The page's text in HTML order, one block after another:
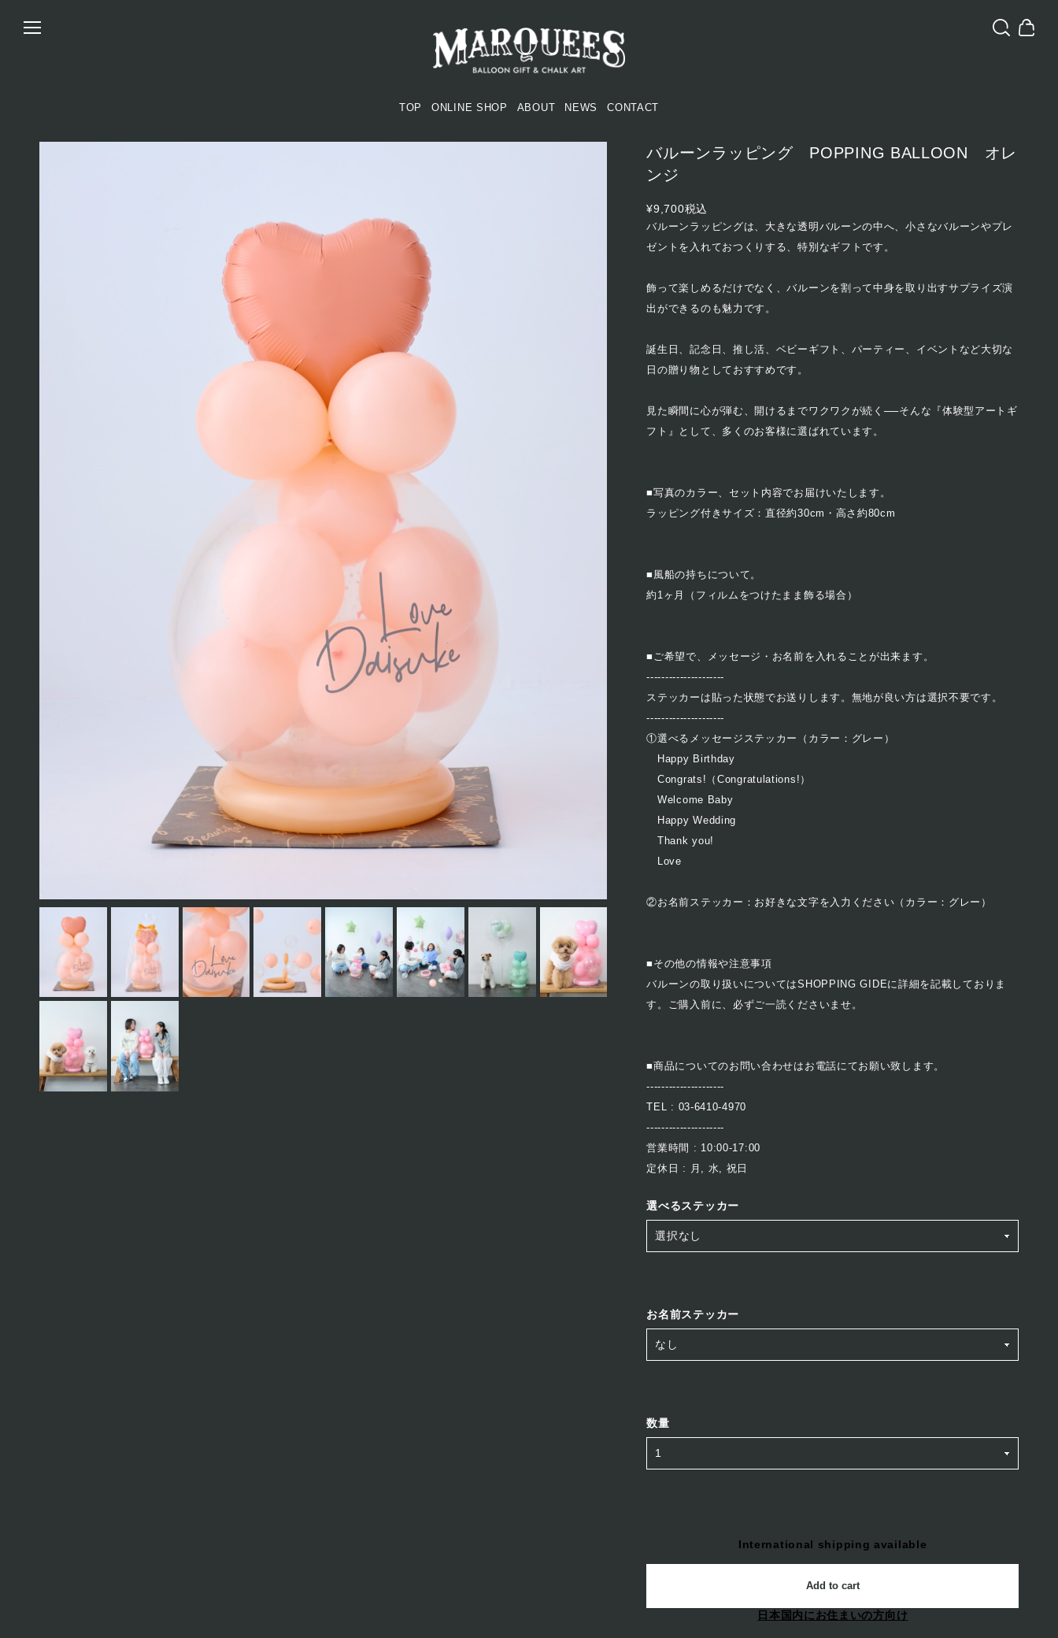
TOP ONLINE SHOP ABOUT NEWS CONTACT
バルーンラッピング POPPING BALLOON オレ
ンジ
¥9,700税込
バルーンラッピングは、大きな透明バルーンの中へ、小さなバルーンやプレ
ゼントを入れておつくりする、特別なギフトです。
飾って楽しめるだけでなく、バルーンを割って中身を取り出すサプライズ演
出ができるのも魅力です。
誕生日、記念日、推し活、ベビーギフト、パーティー、イベントなど大切な
日の贈り物としておすすめです。
見た瞬間に心が弾む、開けるまでワクワクが続く──そんな『体験型アートギ
フト』として、多くのお客様に選ばれています。
■写真のカラー、セット内容でお届けいたします。
ラッピング付きサイズ：直径約30cm・高さ約80cm
■風船の持ちについて。
約1ヶ月（フィルムをつけたまま飾る場合）
■ご希望で、メッセージ・お名前を入れることが出来ます。
---------------------
ステッカーは貼った状態でお送りします。無地が良い方は選択不要です。
---------------------
①選べるメッセージステッカー（カラー：グレー）
Happy Birthday
Congrats!（Congratulations!）
Welcome Baby
Happy Wedding
Thank you!
Love
②お名前ステッカー：お好きな文字を入力ください（カラー：グレー）
■その他の情報や注意事項
バルーンの取り扱いについてはSHOPPING GIDEに詳細を記載しておりま
す。ご購入前に、必ずご一読くださいませ。
■商品についてのお問い合わせはお電話にてお願い致します。
---------------------
TEL : 03-6410-4970
---------------------
営業時間 : 10:00-17:00
定休日 : 月, 水, 祝日
選べるステッカー
お名前ステッカー
数量
International shipping available
Add to cart
日本国内にお住まいの方向け